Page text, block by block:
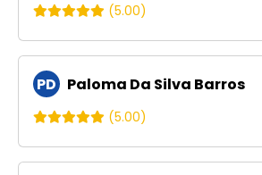
(5.00)
PD Paloma Da Silva Barros
(5.00)